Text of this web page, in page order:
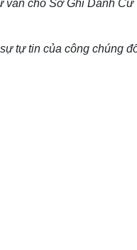
cho Sở Ghi Danh
tự tin của công chúng